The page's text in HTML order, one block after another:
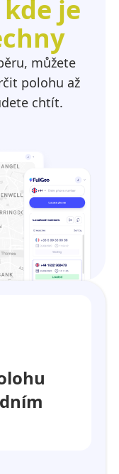
je
můžete
polohu až
chtít.